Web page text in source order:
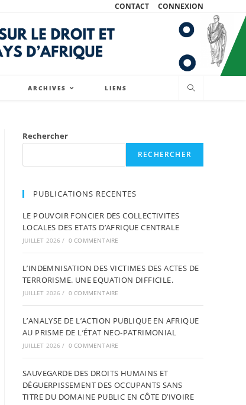
CONTACT CONNEXION
ARCHIVES LIENS
Rechercher
RECHERCHER
PUBLICATIONS RECENTES
LE POUVOIR FONCIER DES COLLECTIVITES
LOCALES DES ETATS D’AFRIQUE CENTRALE
JUILLET 2026 / 0 COMMENTAIRE
L’INDEMNISATION DES VICTIMES DES ACTES DE
TERRORISME. UNE EQUATION DIFFICILE.
JUILLET 2026 / 0 COMMENTAIRE
L’ANALYSE DE L’ACTION PUBLIQUE EN AFRIQUE
AU PRISME DE L’ÉTAT NEO-PATRIMONIAL
JUILLET 2026 / 0 COMMENTAIRE
SAUVEGARDE DES DROITS HUMAINS ET
DÉGUERPISSEMENT DES OCCUPANTS SANS
TITRE DU DOMAINE PUBLIC EN CÔTE D’IVOIRE